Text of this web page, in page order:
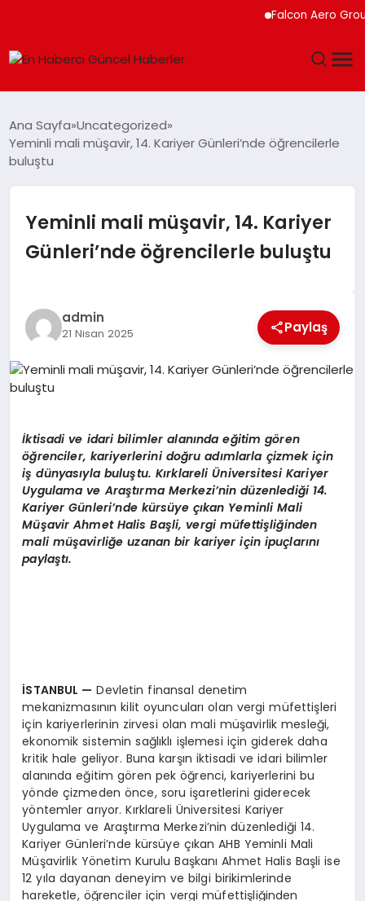
Falcon Aero Group,
SPOR
DÜNYA
EKONOMI
SIYASET
Ana Sayfa Uncategorized
Yeminli mali müşavir, 14. Kariyer Günleri’nde öğrencilerle
buluştu
Yeminli mali müşavir, 14. Kariyer
Günleri’nde öğrencilerle buluştu
admin
21 Nisan 2025 Paylaş
İktisadi ve idari bilimler alanında eğitim gören
öğrenciler, kariyerlerini doğru adımlarla çizmek için
iş dünyasıyla buluştu. Kırklareli Üniversitesi Kariyer
Uygulama ve Araştırma Merkezi’nin düzenlediği 14.
Kariyer Günleri’nde kürsüye çıkan Yeminli Mali
Müşavir Ahmet Halis Başli, vergi müfettişliğinden
mali müşavirliğe uzanan bir kariyer için ipuçlarını
paylaştı.
İSTANBUL — Devletin finansal denetim
mekanizmasının kilit oyuncuları olan vergi müfettişleri
için kariyerlerinin zirvesi olan mali müşavirlik mesleği,
ekonomik sistemin sağlıklı işlemesi için giderek daha
kritik hale geliyor. Buna karşın iktisadi ve idari bilimler
alanında eğitim gören pek öğrenci, kariyerlerini bu
yönde çizmeden önce, soru işaretlerini giderecek
yöntemler arıyor. Kırklareli Üniversitesi Kariyer
Uygulama ve Araştırma Merkezi’nin düzenlediği 14.
Kariyer Günleri’nde kürsüye çıkan AHB Yeminli Mali
Müşavirlik Yönetim Kurulu Başkanı Ahmet Halis Başli ise
12 yıla dayanan deneyim ve bilgi birikimlerinde
hareketle, öğrenciler için vergi müfettişliğinden